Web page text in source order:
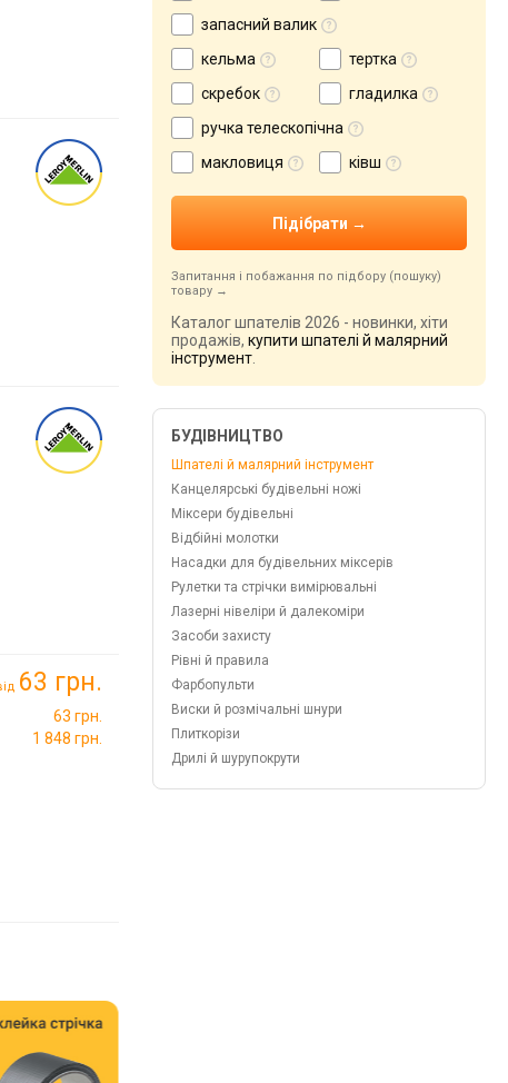
63 грн.
63 грн.
1 848 грн.
запасний валик
кельма
тертка
скребок
гладилка
ручка телескопічна
макловиця
ківш
Запитання і побажання по підбору (пошуку)
товару
Каталог шпателів 2026 - новинки, хіти
продажів, купити шпателі й малярний
інструмент
БУДІВНИЦТВО
Шпателі й малярний інструмент
Канцелярські будівельні ножі
Міксери будівельні
Відбійні молотки
Насадки для будівельних міксерів
Рулетки та стрічки вимірювальні
Лазерні нівеліри й далекоміри
Засоби захисту
Рівні й правила
Фарбопульти
Виски й розмічальні шнури
Плиткорізи
Дрилі й шурупокрути